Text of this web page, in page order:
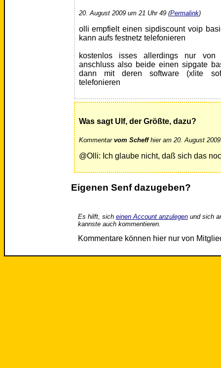
20. August 2009 um 21 Uhr 49 (Permalink)
olli empfielt einen sipdiscount voip
kann aufs festnetz telefonieren
kostenlos isses allerdings nur
anschluss also beide einen sipgate
dann mit deren software (xlite
telefonieren
Was sagt Ulf, der Größte, dazu?
Kommentar vom Scheffhier am 20. August
@Olli: Ich glaube nicht, daß sich das
Eigenen Senf dazugeben?
Es hilft, sich einen Account anzulegenund sich
kannste auch kommentieren.
Kommentare können hier nur von